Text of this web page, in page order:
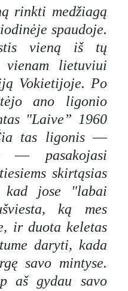
rinkti medžiagą
spaudoje.
vieną iš tų
vienam lietuviui
Vokietijoje. Po
ano ligonio
"Laive” 1960
tas ligonis—
pasakojasi
skirtąsias
kad jose "labai
ką mes
ir duota keletas
daryti, kada
savo mintyse.
aš gydau savo